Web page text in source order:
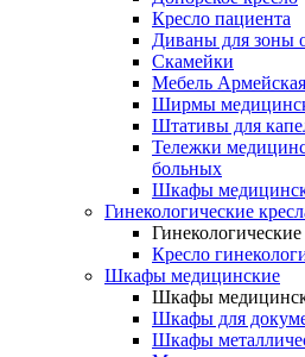
Кресло пациента
Диваны для зоны
Скамейки
Мебель Армейская
Ширмы
Штативы для
Тележки
больных
Шкафы
Гинекологические
Гинекологические
Кресло
Шкафы медицинские
Шкафы
Шкафы для
Шкафы